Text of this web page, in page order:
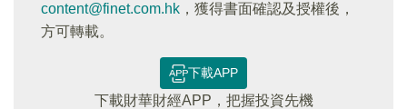
content@finet.com.hk ，獲得書面確認及授權後，
方可轉載。
下載APP
下載財華財經APP，把握投資先機